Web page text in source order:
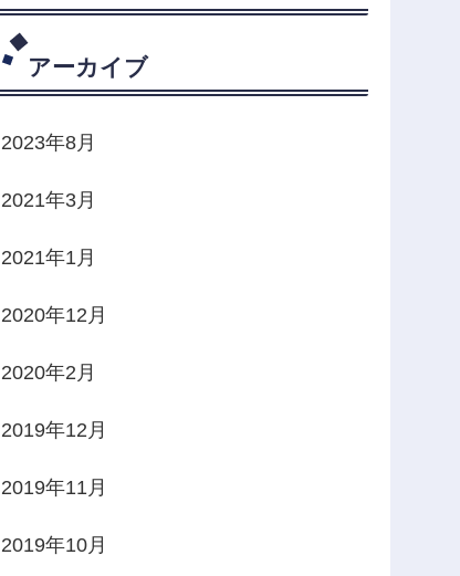
アーカイブ
2023年8月
2021年3月
2021年1月
2020年12月
2020年2月
2019年12月
2019年11月
2019年10月